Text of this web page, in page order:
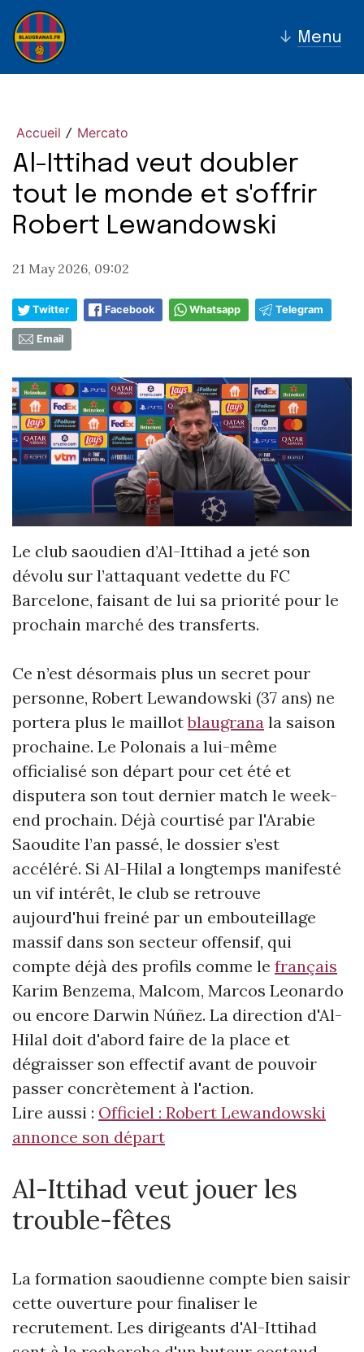
↓ Menu
Accueil / Mercato
Al-Ittihad veut doubler
tout le monde et s'offrir
Robert Lewandowski
21 May 2026, 09:02
Twitter Facebook Whatsapp Telegram
Email
Le club saoudien d’Al-Ittihad a jeté son
dévolu sur l’attaquant vedette du FC
Barcelone, faisant de lui sa priorité pour le
prochain marché des transferts.
Ce n’est désormais plus un secret pour
personne, Robert Lewandowski (37 ans) ne
portera plus le maillotblaugrana la saison
prochaine. Le Polonais a lui-même
officialisé son départ pour cet été et
disputera son tout dernier match le week-
end prochain. Déjà courtisé par l'Arabie
Saoudite l’an passé, le dossier s’est
accéléré. Si Al-Hilal a longtemps manifesté
un vif intérêt, le club se retrouve
aujourd'hui freiné par un embouteillage
massif dans son secteur offensif, qui
compte déjà des profils comme le français
Karim Benzema, Malcom, Marcos Leonardo
ou encore Darwin Núñez. La direction d'Al-
Hilal doit d'abord faire de la place et
dégraisser son effectif avant de pouvoir
passer concrètement à l'action.
Lire aussi : Officiel : Robert Lewandowski
annonce son départ
Al-Ittihad veut jouer les
trouble-fêtes
La formation saoudienne compte bien saisir
cette ouverture pour finaliser le
recrutement. Les dirigeants d'Al-Ittihad